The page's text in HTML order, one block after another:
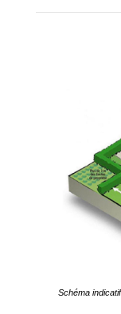
Schéma